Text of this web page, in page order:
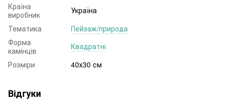
Країна
виробник
Україна
Тематика
Пейзаж/природа
Форма
камінців
Квадратні
Розміри
40х30 см
Відгуки